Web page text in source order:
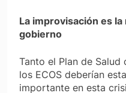
La improvisación es
gobierno
Tanto el Plan de
los ECOS deberían
importante en esta